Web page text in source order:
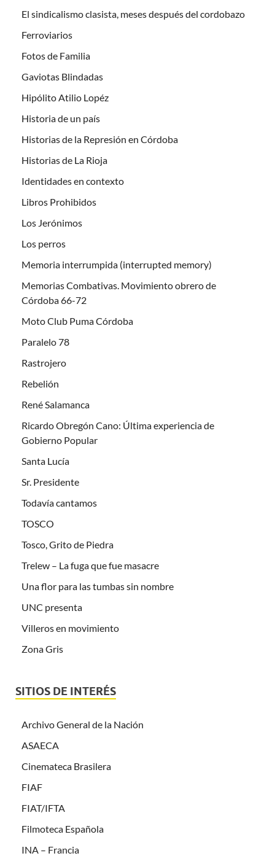
El sindicalismo clasista, meses después del cordobazo
Ferroviarios
Fotos de Familia
Gaviotas Blindadas
Hipólito Atilio Lopéz
Historia de un país
Historias de la Represión en Córdoba
Historias de La Rioja
Identidades en contexto
Libros Prohibidos
Los Jerónimos
Los perros
Memoria interrumpida (interrupted memory)
Memorias Combativas. Movimiento obrero de
Córdoba 66-72
Moto Club Puma Córdoba
Paralelo 78
Rastrojero
Rebelión
René Salamanca
Ricardo Obregón Cano: Última experiencia de
Gobierno Popular
Santa Lucía
Sr. Presidente
Todavía cantamos
TOSCO
Tosco, Grito de Piedra
Trelew – La fuga que fue masacre
Una flor para las tumbas sin nombre
UNC presenta
Villeros en movimiento
Zona Gris
SITIOS DE INTERÉS
Archivo General de la Nación
ASAECA
Cinemateca Brasilera
FIAF
FIAT/IFTA
Filmoteca Española
INA – Francia